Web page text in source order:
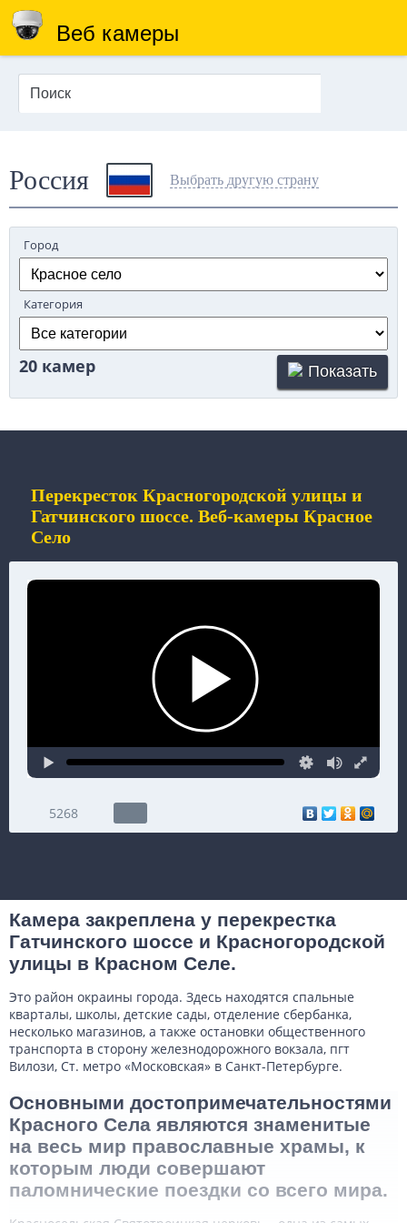
Веб камеры
Россия Выбрать другую страну
Город
Категория
20 камер Показать
Перекресток Красногородской улицы и
Гатчинского шоссе. Веб-камеры Красное
Село
5268
Камера закреплена у перекрестка
Гатчинского шоссе и Красногородской
улицы в Красном Селе.
Это район окраины города. Здесь находятся спальные
кварталы, школы, детские сады, отделение сбербанка,
несколько магазинов, а также остановки общественного
транспорта в сторону железнодорожного вокзала, пгт
Вилози, Ст. метро «Московская» в Санкт-Петербурге.
Основными достопримечательностями
Красного Села являются знаменитые
на весь мир православные храмы, к
которым люди совершают
паломнические поездки со всего мира.